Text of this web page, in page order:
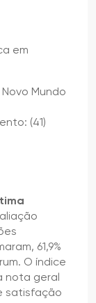
em
Mundo
(41)
61,9%
O índice
nota geral
satisfação